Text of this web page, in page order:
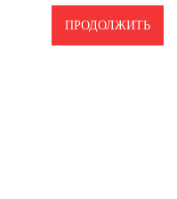
ПРОДОЛЖИТЬ